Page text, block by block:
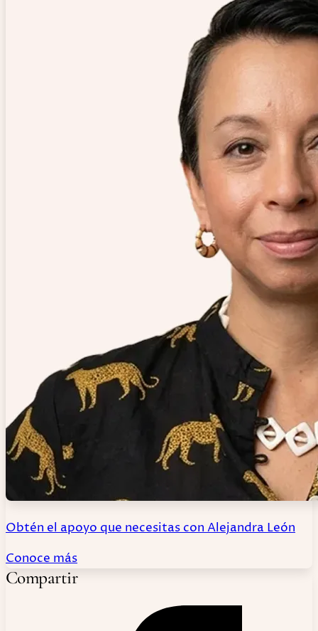
Obtén el apoyo que necesitas con Alejandra León
Conoce más
Compartir